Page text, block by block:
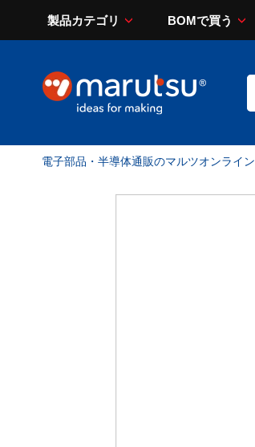
製品カテゴリ BOMで買う
電子部品・半導体通販のマルツオンライン